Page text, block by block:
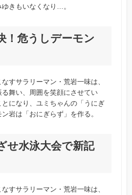
きもいなくなり…。
！危うしデーモン
すサラリーマン・荒岩一味は、
舞い、周囲を笑顔にさせてい
になり、ユミちゃんの「うにぎ
岩は「おにぎらず」を作る。
せ水泳大会で新記
すサラリーマン・荒岩一味は、